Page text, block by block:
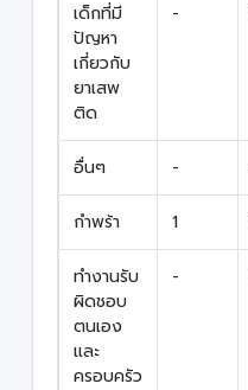
เด็กที่มี
ปัญหา
เกี่ยวกับ
ยาเสพ
ติด
-
อื่นๆ -
กำพร้า 1
ทำงานรับ
ผิดชอบ
ตนเอง
และ
ครอบครัว
-